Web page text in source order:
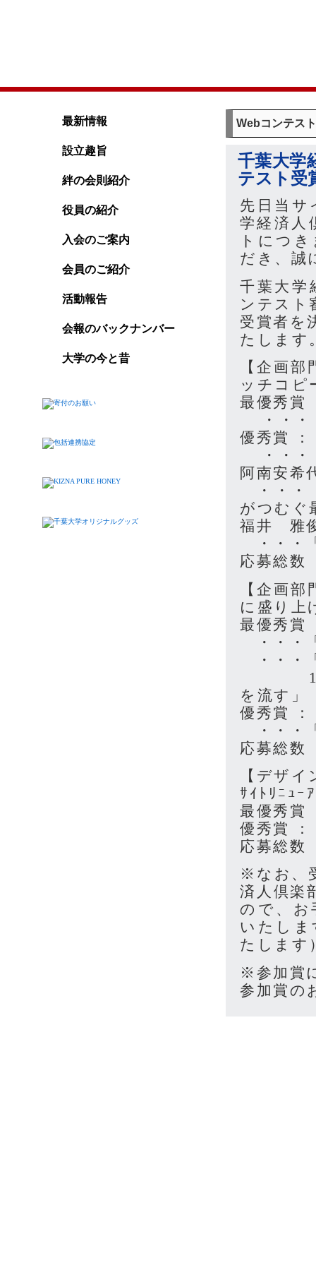
Webコンテス
千葉大学
テスト受
先日当サ
学経済人
トにつ
だき、誠
千葉大学
ンテスト
受賞者を
たします
【企画
ッチコピ
最優秀賞
・・・
優秀賞
・・・
阿南安希
・・・
がつむぐ
福井 雅
・・・
応募総数
【企画
に盛り上
最優秀
・・・
・・・
1日中
を流す」
優秀賞
・・・
応募総数
【デザ
ｻｲﾄﾘﾆｭｰ
最優秀賞
優秀賞
応募総数
※なお、
済人倶楽
ので、お
いたしま
たします
※参加賞
参加賞の
最新情報
設立趣旨
絆の会則紹介
役員の紹介
入会のご案内
会員のご紹介
活動報告
会報のバックナンバー
大学の今と昔